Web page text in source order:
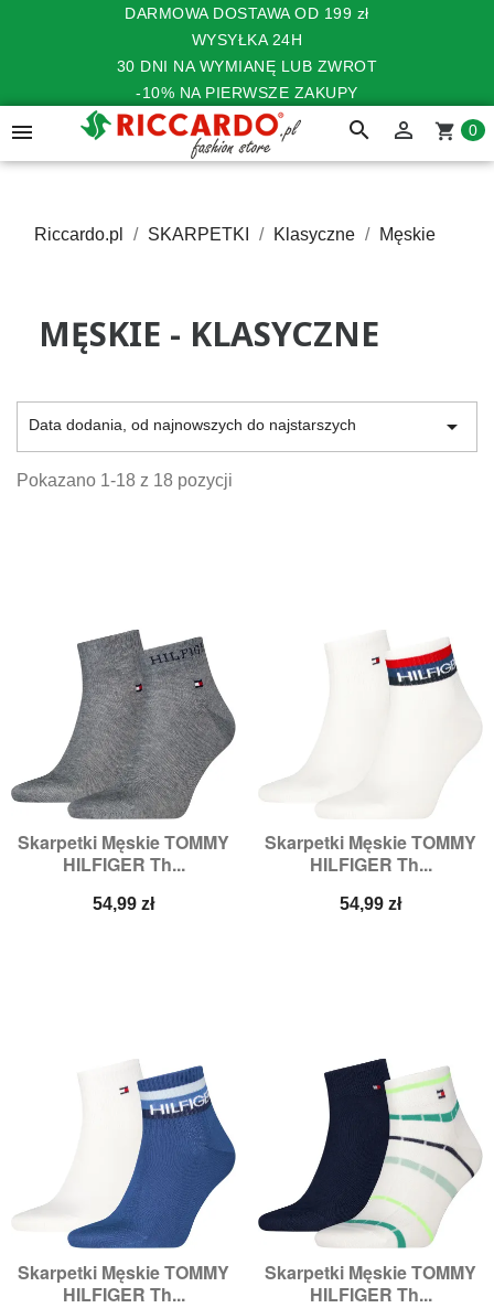
DARMOWA DOSTAWA OD 199 zł
WYSYŁKA 24H
30 DNI NA WYMIANĘ LUB ZWROT
-10% NA PIERWSZE ZAKUPY
 search  shopping_cart 0
Riccardo.pl SKARPETKI Klasyczne Męskie
MĘSKIE - KLASYCZNE
Data dodania, od najnowszych do najstarszych 
Pokazano 1-18 z 18 pozycji
Skarpetki Męskie TOMMY
HILFIGER Th...
Cena
54,99 zł
Skarpetki Męskie TOMMY
HILFIGER Th...
Cena
54,99 zł
Skarpetki Męskie TOMMY
HILFIGER Th...
Skarpetki Męskie TOMMY
HILFIGER Th...